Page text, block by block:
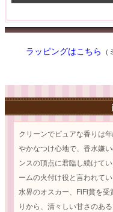
ラッピングはこちら
クリーンでピュアな香りは
やかなつけ心地で、香水嫌
ンスの頂点に君臨し続けて
ームの火付け役と言われて
水界のオスカー、FiFi賞を
りから、清々しい甘さのあ